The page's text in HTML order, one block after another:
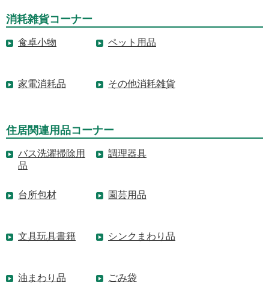
消耗雑貨コーナー
食卓小物 ペット用品
家電消耗品 その他消耗雑貨
住居関連用品コーナー
バス洗濯掃除用
品
調理器具
台所包材 園芸用品
文具玩具書籍 シンクまわり品
油まわり品 ごみ袋